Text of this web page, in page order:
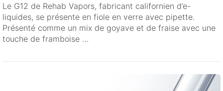
Le G12 de Rehab Vapors, fabricant californien d’e-
liquides, se présente en fiole en verre avec pipette.
Présenté comme un mix de goyave et de fraise avec une
touche de framboise …